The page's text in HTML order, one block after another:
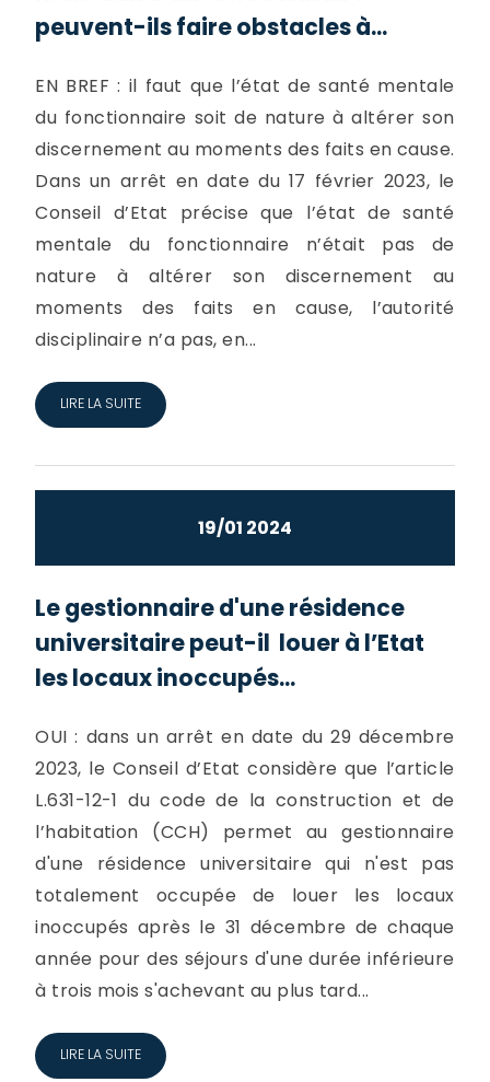
peuvent-ils faire obstacles à...
EN BREF : il faut que l’état de santé mentale
du fonctionnaire soit de nature à altérer son
discernement au moments des faits en cause.
Dans un arrêt en date du 17 février 2023, le
Conseil d’Etat précise que l’état de santé
mentale du fonctionnaire n’était pas de
nature à altérer son discernement au
moments des faits en cause, l’autorité
disciplinaire n’a pas, en...
LIRE LA SUITE
19/01 2024
Le gestionnaire d'une résidence
universitaire peut-il louer à l’Etat
les locaux inoccupés...
OUI : dans un arrêt en date du 29 décembre
2023, le Conseil d’Etat considère que l’article
L.631-12-1 du code de la construction et de
l’habitation (CCH) permet au gestionnaire
d'une résidence universitaire qui n'est pas
totalement occupée de louer les locaux
inoccupés après le 31 décembre de chaque
année pour des séjours d'une durée inférieure
à trois mois s'achevant au plus tard...
LIRE LA SUITE